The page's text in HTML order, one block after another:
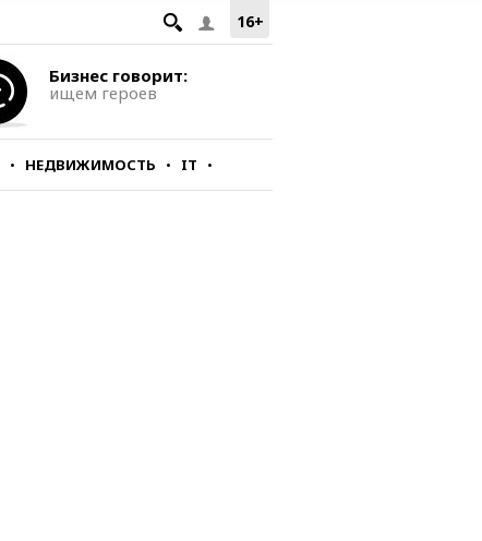
16+
Бизнес говорит:
ищем героев
НЕДВИЖИМОСТЬ IT